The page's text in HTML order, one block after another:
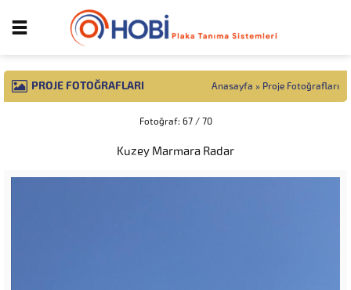
PROJE FOTOĞRAFLARI Anasayfa » Proje Fotoğrafları
Fotoğraf: 67 / 70
Kuzey Marmara Radar